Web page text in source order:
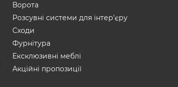
Ворота
Розсувні системи для інтер'єру
Сходи
Фурнітура
Ексклюзивні меблі
Акційні пропозиції